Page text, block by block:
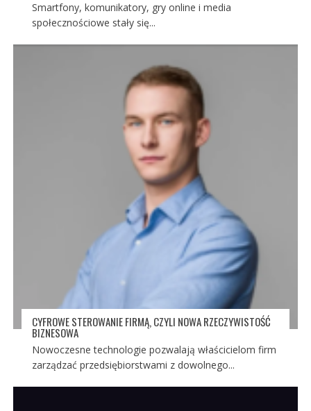
Smartfony, komunikatory, gry online i media
społecznościowe stały się...
CYFROWE STEROWANIE FIRMĄ, CZYLI NOWA RZECZYWISTOŚĆ
BIZNESOWA
Nowoczesne technologie pozwalają właścicielom firm
zarządzać przedsiębiorstwami z dowolnego...